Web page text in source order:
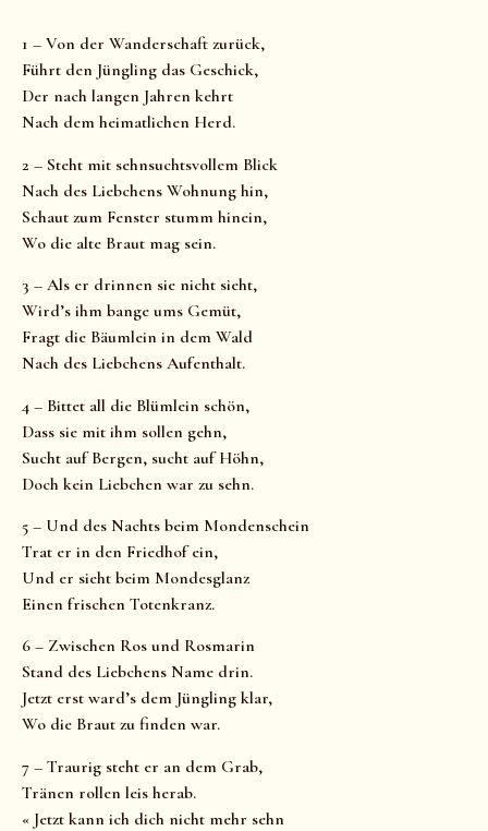
1 – Von der Wanderschaft zurück,
Führt den Jüngling das Geschick,
Der nach langen Jahren kehrt
Nach dem heimatlichen Herd.
2 – Steht mit sehnsuchtsvollem Blick
Nach des Liebchens Wohnung hin,
Schaut zum Fenster stumm hinein,
Wo die alte Braut mag sein.
3 – Als er drinnen sie nicht sieht,
Wird’s ihm bange ums Gemüt,
Fragt die Bäumlein in dem Wald
Nach des Liebchens Aufenthalt.
4 – Bittet all die Blümlein schön,
Dass sie mit ihm sollen gehn,
Sucht auf Bergen, sucht auf Höhn,
Doch kein Liebchen war zu sehn.
5 – Und des Nachts beim Mondenschein
Trat er in den Friedhof ein,
Und er sieht beim Mondesglanz
Einen frischen Totenkranz.
6 – Zwischen Ros und Rosmarin
Stand des Liebchens Name drin.
Jetzt erst ward’s dem Jüngling klar,
Wo die Braut zu finden war.
7 – Traurig steht er an dem Grab,
Tränen rollen leis herab.
« Jetzt kann ich dich nicht mehr sehn